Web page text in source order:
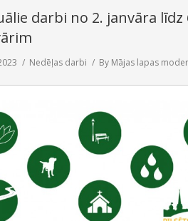
darbi no 2. janvāra līdz
Nedēļas darbi By Mājas lapas